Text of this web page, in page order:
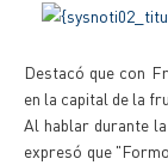
Destacó que con
en la capital de la
Al hablar durante
expresó que